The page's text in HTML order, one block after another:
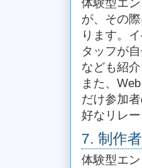
体験型エ
が、その
ります。
タッフが
なども紹介
また、
だけ参加
好なリレ
7. 制作
体験型エ